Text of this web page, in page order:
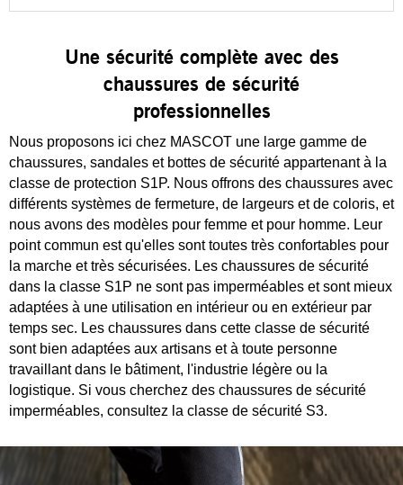
Une sécurité complète avec des
chaussures de sécurité
professionnelles
Nous proposons ici chez MASCOT une large gamme de
chaussures, sandales et bottes de sécurité appartenant à la
classe de protection S1P. Nous offrons des chaussures avec
différents systèmes de fermeture, de largeurs et de coloris, et
nous avons des modèles pour femme et pour homme. Leur
point commun est qu'elles sont toutes très confortables pour
la marche et très sécurisées. Les chaussures de sécurité
dans la classe S1P ne sont pas imperméables et sont mieux
adaptées à une utilisation en intérieur ou en extérieur par
temps sec. Les chaussures dans cette classe de sécurité
sont bien adaptées aux artisans et à toute personne
travaillant dans le bâtiment, l'industrie légère ou la
logistique. Si vous cherchez des chaussures de sécurité
imperméables, consultez la classe de sécurité S3.